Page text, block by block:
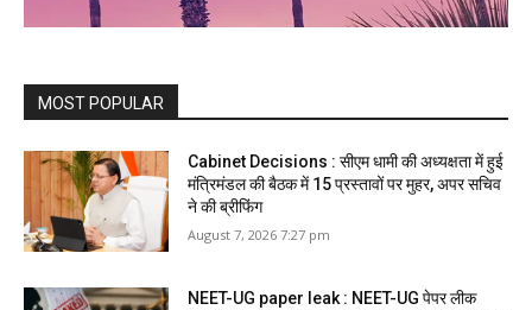
MOST POPULAR
Cabinet Decisions : सीएम धामी की अध्यक्षता में हुई
मंत्रिमंडल की बैठक में 15 प्रस्तावों पर मुहर, अपर सचिव
ने की ब्रीफिंग
August 7, 2026 7:27 pm
NEET-UG paper leak : NEET-UG पेपर लीक